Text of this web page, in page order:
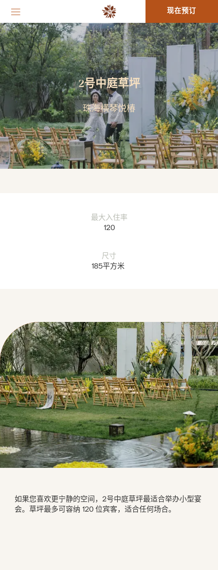
现在预订
2号中庭草坪
珠海横琴悦椿
最大入住率
120
尺寸
185平方米
如果您喜欢更宁静的空间，2号中庭草坪最适合举办小型宴
会。草坪最多可容纳 120 位宾客，适合任何场合。